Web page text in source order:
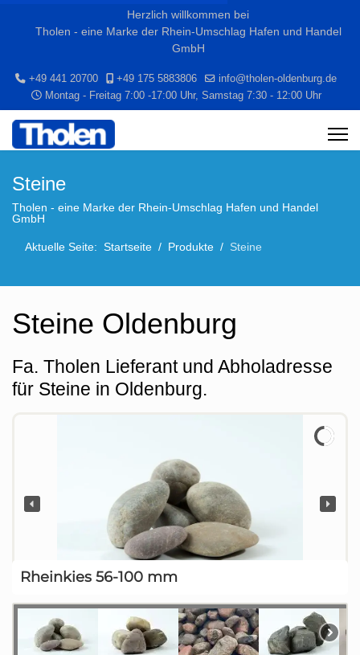
Herzlich willkommen bei
Tholen - eine Marke der Rhein-Umschlag Hafen und Handel
GmbH
+49 441 20700 +49 175 5883806
info@tholen-oldenburg.de
Montag - Freitag 7:00 -17:00 Uhr, Samstag 7:30 - 12:00 Uhr
Steine
Tholen - eine Marke der Rhein-Umschlag Hafen und Handel
GmbH
Aktuelle Seite: Startseite Produkte Steine
Steine Oldenburg
Fa. Tholen Lieferant und Abholadresse
für Steine in Oldenburg.
Rheinkies 56-100 mm